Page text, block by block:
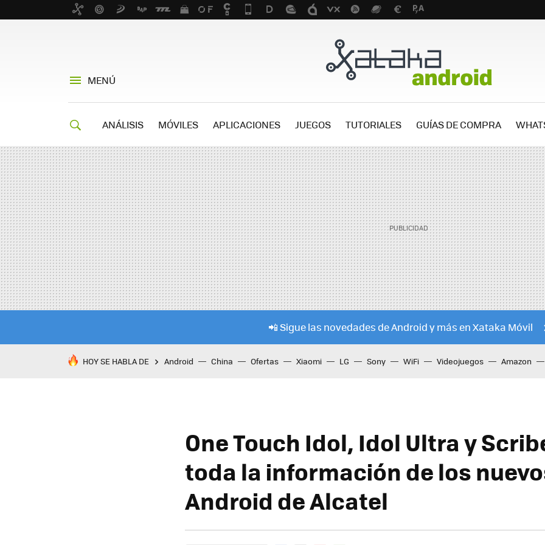
MENÚ
ANÁLISIS MÓVILES APLICACIONES JUEGOS TUTORIALES GUÍAS DE COMPRA
📲 Sigue las novedades de Android y más en Xataka Móvil
HOY SE HABLA DE Android China Ofertas Xiaomi LG Sony WiFi Videojuegos Amazon
One Touch Idol, Idol Ultra y
toda la información de los
Android de Alcatel